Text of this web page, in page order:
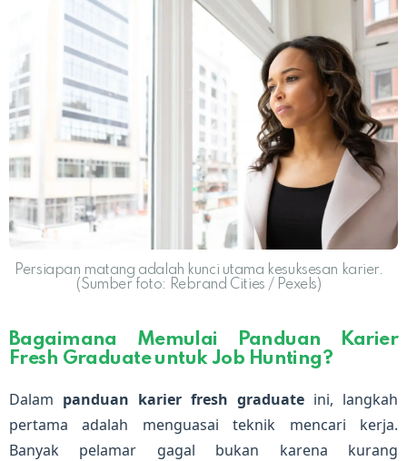
Persiapan matang adalah kunci utama kesuksesan karier.
(Sumber foto: Rebrand Cities / Pexels)
Bagaimana Memulai Panduan Karier
Fresh Graduate untuk Job Hunting?
Dalam panduan karier fresh graduate ini, langkah
pertama adalah menguasai teknik mencari kerja.
Banyak pelamar gagal bukan karena kurang